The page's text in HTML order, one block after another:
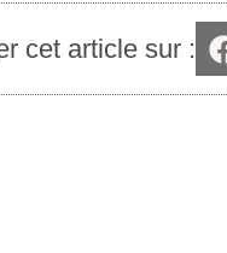
cet article sur :